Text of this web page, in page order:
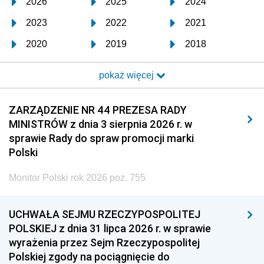
2023 2022 2021
2020 2019 2018
2017 2016 2015
2014 2013 2012
2011 2010 2009
2008 2007 2006
2005
1996 1995 1994
1993 1992 1991
1990 1989
pokaż więcej
ZARZĄDZENIE NR 44 PREZESA RADY
MINISTRÓW z dnia 3 sierpnia 2026 r. w
sprawie Rady do spraw promocji marki
Polski
Monitor Polski rok 2026 poz. 755
UCHWAŁA SEJMU RZECZYPOSPOLITEJ
POLSKIEJ z dnia 31 lipca 2026 r. w sprawie
wyrażenia przez Sejm Rzeczypospolitej
Polskiej zgody na pociągnięcie do